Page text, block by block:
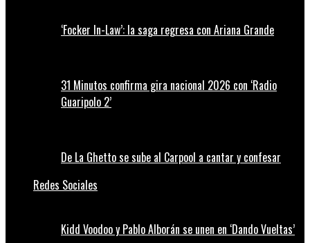
‘Focker In-Law’: la saga regresa con Ariana Grande
31 Minutos confirma gira nacional 2026 con ‘Radio
Guaripolo 2’
De La Ghetto se sube al Carpool a cantar y confesar
Redes Sociales
Kidd Voodoo y Pablo Alborán se unen en ‘Dando Vueltas’